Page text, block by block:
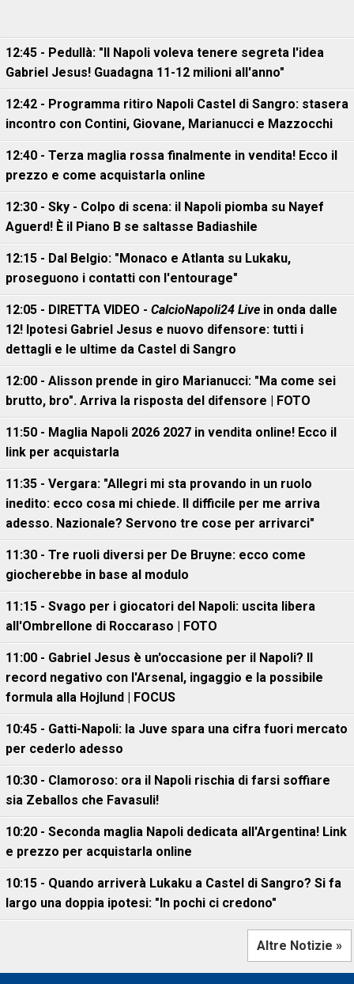
12:45 - Pedullà: "Il Napoli voleva tenere segreta l'idea
Gabriel Jesus! Guadagna 11-12 milioni all'anno"
12:42 - Programma ritiro Napoli Castel di Sangro: stasera
incontro con Contini, Giovane, Marianucci e Mazzocchi
12:40 - Terza maglia rossa finalmente in vendita! Ecco il
prezzo e come acquistarla online
12:30 - Sky - Colpo di scena: il Napoli piomba su Nayef
Aguerd! È il Piano B se saltasse Badiashile
12:15 - Dal Belgio: "Monaco e Atlanta su Lukaku,
proseguono i contatti con l'entourage"
12:05 - DIRETTA VIDEO - CalcioNapoli24 Live in onda dalle
12! Ipotesi Gabriel Jesus e nuovo difensore: tutti i
dettagli e le ultime da Castel di Sangro
12:00 - Alisson prende in giro Marianucci: "Ma come sei
brutto, bro". Arriva la risposta del difensore | FOTO
11:50 - Maglia Napoli 2026 2027 in vendita online! Ecco il
link per acquistarla
11:35 - Vergara: "Allegri mi sta provando in un ruolo
inedito: ecco cosa mi chiede. Il difficile per me arriva
adesso. Nazionale? Servono tre cose per arrivarci"
11:30 - Tre ruoli diversi per De Bruyne: ecco come
giocherebbe in base al modulo
11:15 - Svago per i giocatori del Napoli: uscita libera
all'Ombrellone di Roccaraso | FOTO
11:00 - Gabriel Jesus è un'occasione per il Napoli? Il
record negativo con l'Arsenal, ingaggio e la possibile
formula alla Hojlund | FOCUS
10:45 - Gatti-Napoli: la Juve spara una cifra fuori mercato
per cederlo adesso
10:30 - Clamoroso: ora il Napoli rischia di farsi soffiare
sia Zeballos che Favasuli!
10:20 - Seconda maglia Napoli dedicata all'Argentina! Link
e prezzo per acquistarla online
10:15 - Quando arriverà Lukaku a Castel di Sangro? Si fa
largo una doppia ipotesi: "In pochi ci credono"
Altre Notizie »